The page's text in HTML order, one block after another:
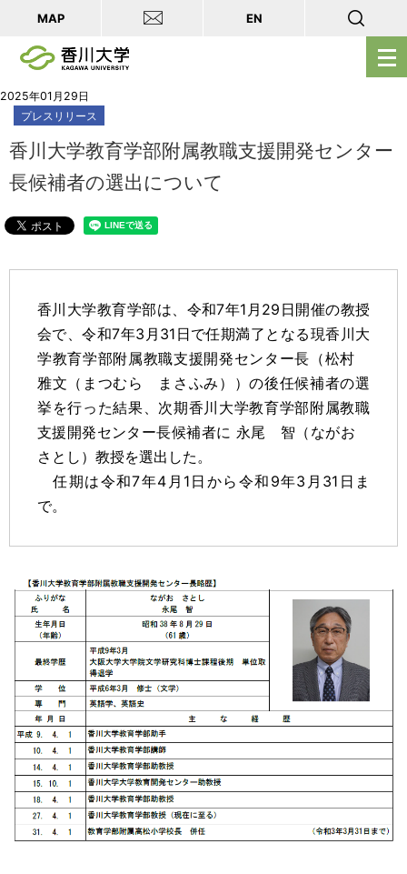
メ
ニ
を
MAP EN
2025年01月29日
プレスリリース
香川大学教育学部附属教職支援開発センター
長候補者の選出について
香川大学教育学部は、令和7年1月29日開催の教授
会で、令和7年3月31日で任期満了となる現香川大
学教育学部附属教職支援開発センター長（松村
雅文（まつむら まさふみ））の後任候補者の選
挙を行った結果、次期香川大学教育学部附属教職
支援開発センター長候補者に 永尾 智（ながお
さとし）教授を選出した。
任期は令和7年4月1日から令和9年3月31日ま
で。